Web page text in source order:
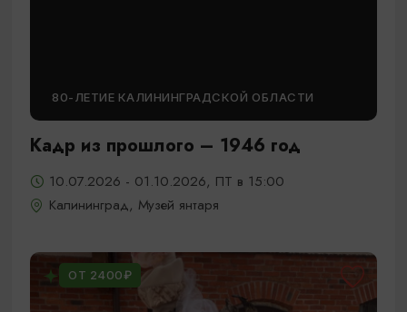
80-ЛЕТИЕ КАЛИНИНГРАДСКОЙ ОБЛАСТИ
Кадр из прошлого – 1946 год
10.07.2026 - 01.10.2026, ПТ в 15:00
Калининград, Музей янтаря
ОТ 2400₽